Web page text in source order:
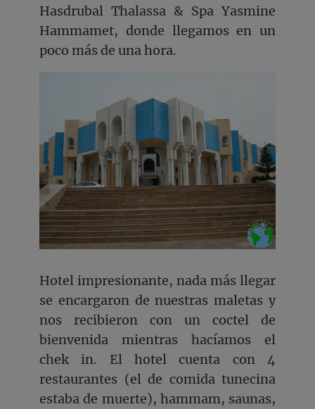
Hasdrubal Thalassa & Spa Yasmine
Hammamet, donde llegamos en un
poco más de una hora.
Hotel impresionante, nada más llegar
se encargaron de nuestras maletas y
nos recibieron con un coctel de
bienvenida mientras hacíamos el
chek in. El hotel cuenta con 4
restaurantes (el de comida tunecina
estaba de muerte), hammam, saunas,